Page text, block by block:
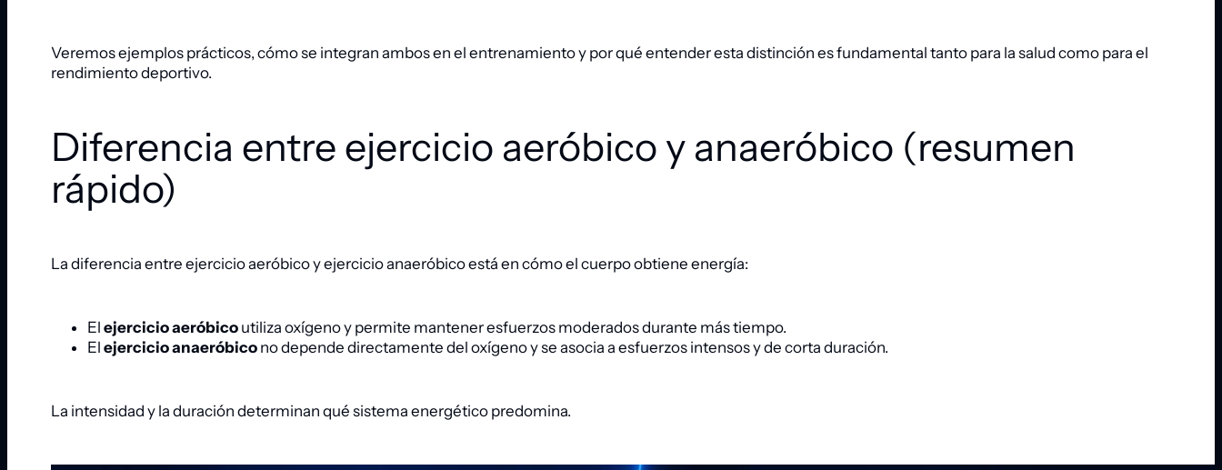
Veremos ejemplos prácticos, cómo se integran ambos en el entrenamiento y por qué entender esta distinción es fundamental tanto para la salud como para el
rendimiento deportivo.
Diferencia entre ejercicio aeróbico y anaeróbico (resumen
rápido)
La diferencia entre ejercicio aeróbico y ejercicio anaeróbico está en cómo el cuerpo obtiene energía:
El ejercicio aeróbico utiliza oxígeno y permite mantener esfuerzos moderados durante más tiempo.
El ejercicio anaeróbico no depende directamente del oxígeno y se asocia a esfuerzos intensos y de corta duración.
La intensidad y la duración determinan qué sistema energético predomina.